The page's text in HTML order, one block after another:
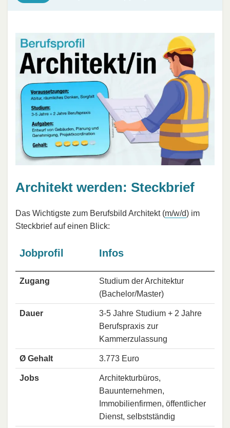
Architekt werden: Steckbrief
Das Wichtigste zum Berufsbild Architekt (m/w/d) im
Steckbrief auf einen Blick:
Jobprofil Infos
Zugang
Studium der Architektur
(Bachelor/Master)
Dauer
3-5 Jahre Studium + 2 Jahre
Berufspraxis zur
Kammerzulassung
Ø Gehalt 3.773 Euro
Jobs
Architekturbüros,
Bauunternehmen,
Immobilienfirmen, öffentlicher
Dienst, selbstständig